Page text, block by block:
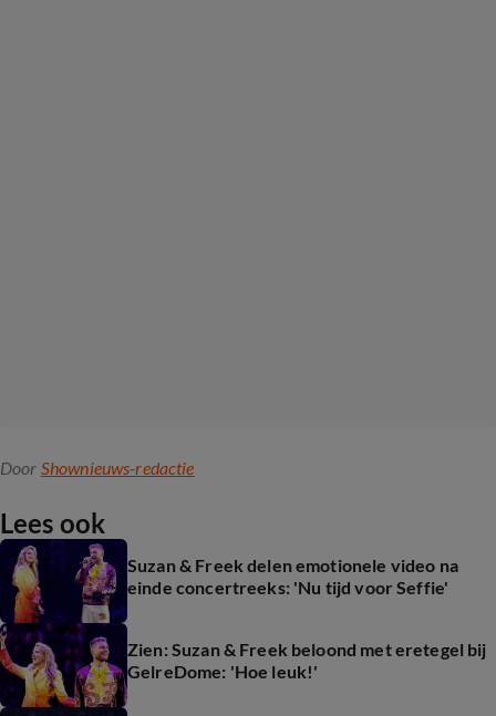
Door Shownieuws-redactie
Lees ook
Suzan & Freek delen emotionele video na
einde concertreeks: 'Nu tijd voor Seffie'
Zien: Suzan & Freek beloond met eretegel bij
GelreDome: 'Hoe leuk!'